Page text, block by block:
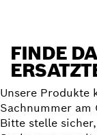
FINDE
Unsere Produkte
Sachnummer
Bitte stelle